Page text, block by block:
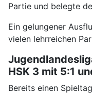
Partie und belegte
Ein gelungener
vielen lehrreichen
HSK 3 mit 5:1
Bereits einen